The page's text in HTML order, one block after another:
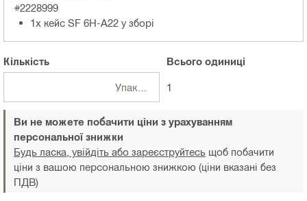
#2228999
1x кейс SF 6H-A22 у зборі
Кількість
Упаковки
Всьогоодиниці
1
Ви не можете побачити ціни з урахуванням
персональної знижки
Будь ласка, увійдіть або зареєструйтесь щоб побачити
ціни з вашою персональною знижкою (ціни вказані без
ПДВ)